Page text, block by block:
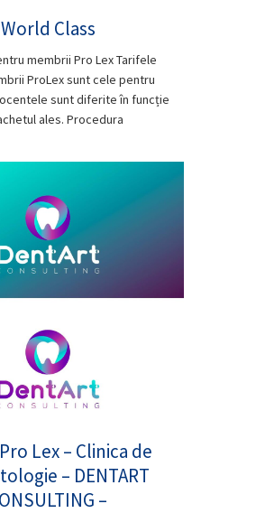
World Class
membrii Pro Lex Tarifele
ProLex sunt cele pentru
sunt diferite în funcție
ales. Procedura
Lex – Clinica de
– DENTART
–